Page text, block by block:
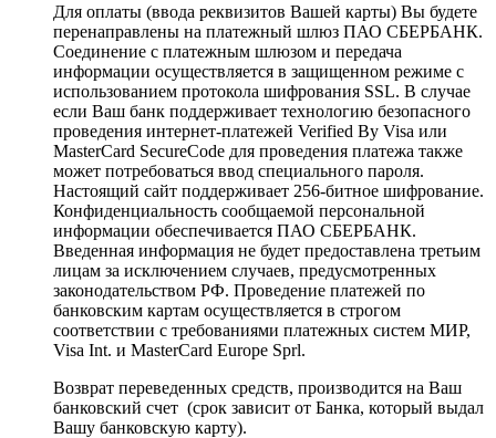
Для оплаты (ввода реквизитов Вашей карты) Вы будете
перенаправлены на платежный шлюз ПАО СБЕРБАНК.
Соединение с платежным шлюзом и передача
информации осуществляется в защищенном режиме с
использованием протокола шифрования SSL. В случае
если Ваш банк поддерживает технологию безопасного
проведения интернет-платежей Verified By Visa или
MasterCard SecureCode для проведения платежа также
может потребоваться ввод специального пароля.
Настоящий сайт поддерживает 256-битное шифрование.
Конфиденциальность сообщаемой персональной
информации обеспечивается ПАО СБЕРБАНК.
Введенная информация не будет предоставлена третьим
лицам за исключением случаев, предусмотренных
законодательством РФ. Проведение платежей по
банковским картам осуществляется в строгом
соответствии с требованиями платежных систем МИР,
Visa Int. и MasterCard Europe Sprl.
Возврат переведенных средств, производится на Ваш
банковский счет (срок зависит от Банка, который выдал
Вашу банковскую карту).